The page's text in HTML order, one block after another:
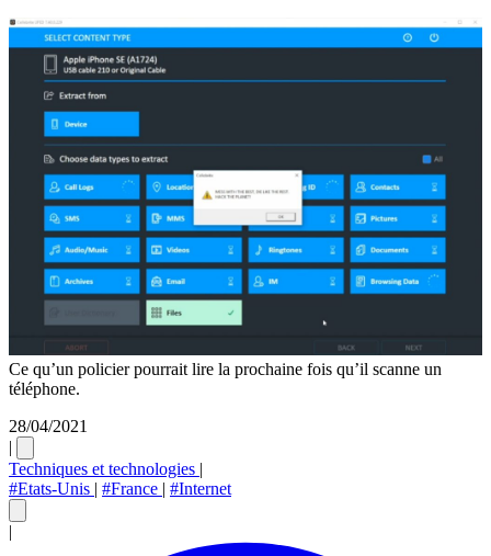
Ce qu’un policier pourrait lire la prochaine fois qu’il scanne un
téléphone.
28/04/2021
|
Techniques et technologies |
#Etats-Unis | #France | #Internet
|